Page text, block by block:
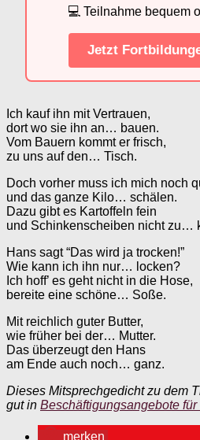
💻 Teilnahme bequem
Jetzt
Ich kauf ihn mit Vertrauen,
dort wo sie ihn an… bauen.
Vom Bauern kommt er frisch,
zu uns auf den… Tisch.
Doch vorher muss ich mich noch
und das ganze Kilo… schälen.
Dazu gibt es Kartoffeln fein
und Schinkenscheiben nicht zu…
Hans sagt “Das wird ja trocken!”
Wie kann ich ihn nur… locken?
Ich hoff’ es geht nicht in die Hose,
bereite eine schöne… Soße.
Mit reichlich guter Butter,
wie früher bei der… Mutter.
Das überzeugt den Hans
am Ende auch noch… ganz.
Dieses Mitsprechgedicht zu dem
gut in Beschäftigungsangebote
merken